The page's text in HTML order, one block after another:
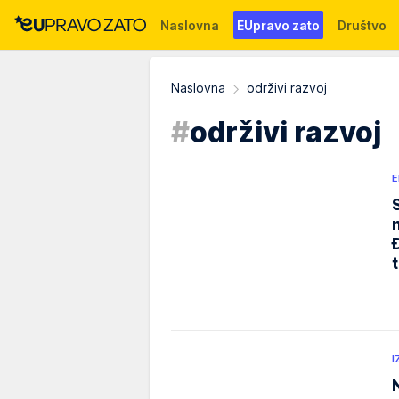
Naslovna EUpravo zato Društvo
Naslovna
održivi razvoj
#održivi razvoj